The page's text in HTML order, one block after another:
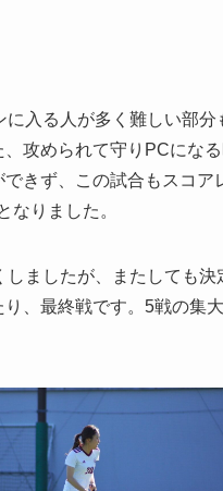
入る人が多く難しい部
攻められて守りPCにな
きず、この試合もスコア
なりました。
ましたが、またしても
、最終戦です。5戦の集